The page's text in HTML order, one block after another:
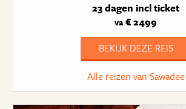
23 dagen incl ticket
va € 2499
BEKIJK DEZE REIS
Alle reizen van Sawadee